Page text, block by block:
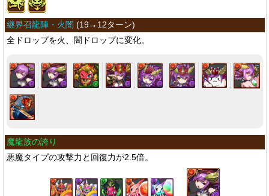
継界召龍陣・火闇 (19→12ターン)
全ドロップを火、闇ドロップに変化。
魔龍族の誇り
悪魔タイプの攻撃力と回復力が2.5倍。